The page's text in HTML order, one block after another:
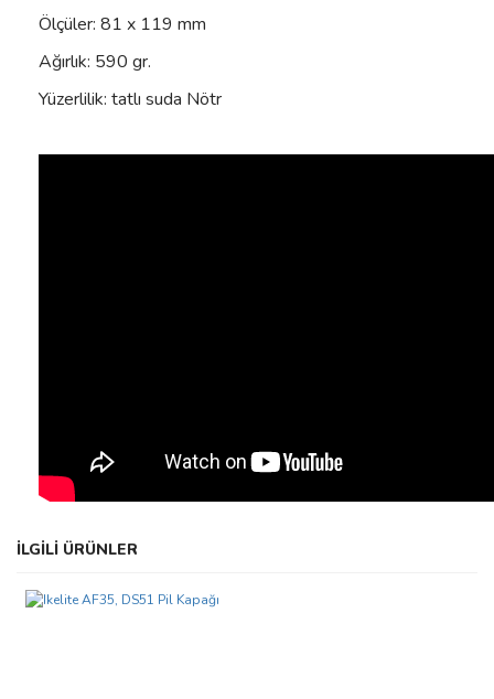
Ölçüler: 81 x 119 mm
Ağırlık: 590 gr.
Yüzerlilik: tatlı suda Nötr
Bu ürünün fiyat bilgisi, resim, ürün açıklamalarında ve diğer
konularda yetersiz gördüğünüz noktaları öneri formunu kullanarak
Görüş ve önerileriniz için teşekkür ederiz.
İLGİLİ ÜRÜNLER